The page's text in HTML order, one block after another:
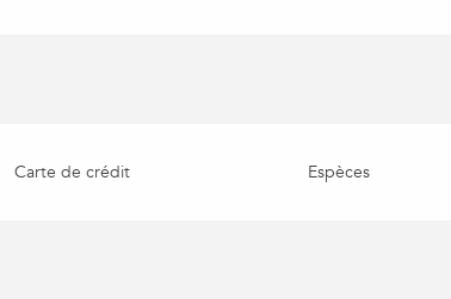
Carte de crédit Espèces